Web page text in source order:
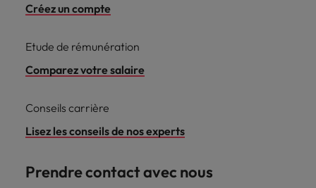
Créez un compte
Etude de rémunération
Comparez votre salaire
Conseils carrière
Lisez les conseils de nos experts
Prendre contact avec nous